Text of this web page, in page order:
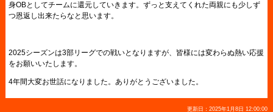
身OBとしてチームに還元していきます。ずっと支えてくれた両親にも少しず
つ恩返し出来たらなと思います。
2025シーズンは3部リーグでの戦いとなりますが、皆様には変わらぬ熱い応援
をお願いいたします。
4年間大変お世話になりました。ありがとうございました。
更新日：2025年1月8日 12:00:00